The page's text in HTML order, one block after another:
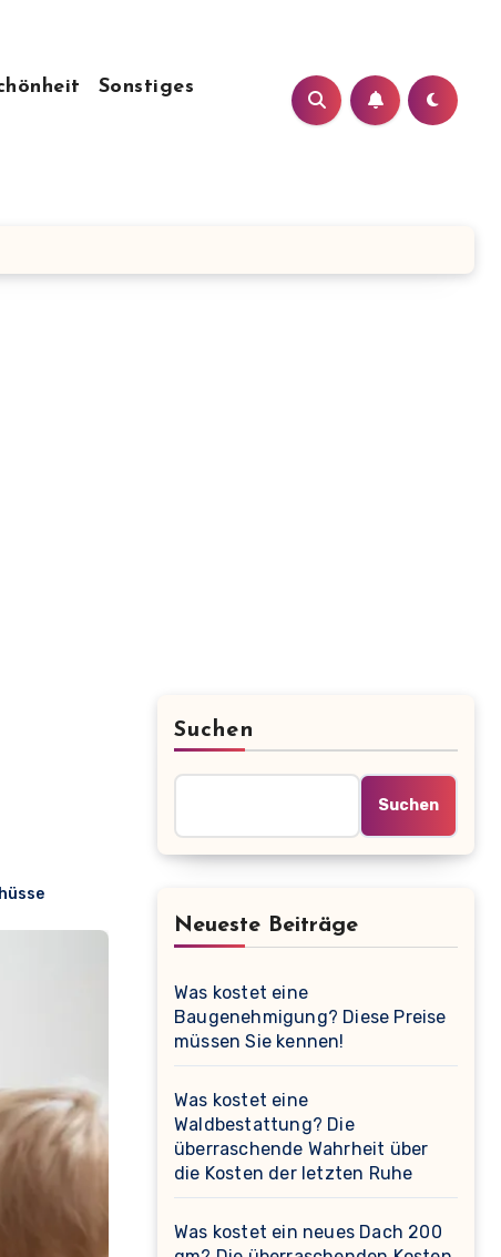
Sonstiges
Suchen
Suchen
Neueste Beiträge
Was kostet eine
Baugenehmigung? Diese Preise
müssen Sie kennen!
Was kostet eine
Waldbestattung? Die
überraschende Wahrheit über
die Kosten der letzten Ruhe
Was kostet ein neues Dach 200